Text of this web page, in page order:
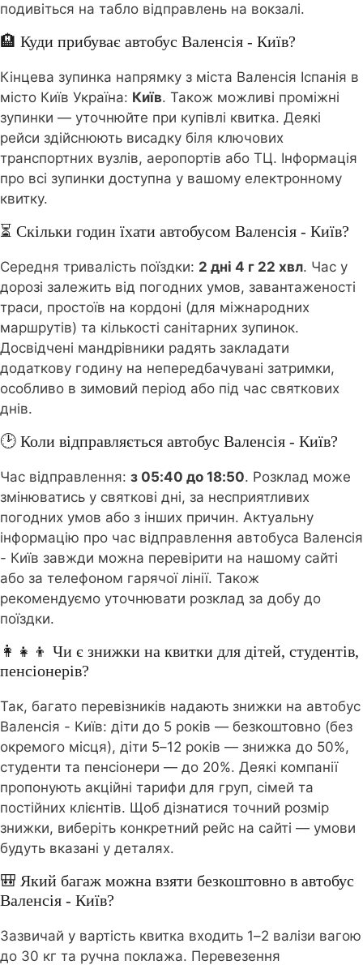
подивіться на табло відправлень на вокзалі.
🏨 Куди прибуває автобус Валенсія - Київ?
Кінцева зупинка напрямку з міста Валенсія Іспанія в
місто Київ Україна: Київ. Також можливі проміжні
зупинки — уточнюйте при купівлі квитка. Деякі
рейси здійснюють висадку біля ключових
транспортних вузлів, аеропортів або ТЦ. Інформація
про всі зупинки доступна у вашому електронному
квитку.
⏳ Скільки годин їхати автобусом Валенсія - Київ?
Середня тривалість поїздки: 2 дні 4 г 22 хвл. Час у
дорозі залежить від погодних умов, завантаженості
траси, простоїв на кордоні (для міжнародних
маршрутів) та кількості санітарних зупинок.
Досвідчені мандрівники радять закладати
додаткову годину на непередбачувані затримки,
особливо в зимовий період або під час святкових
днів.
🕑 Коли відправляється автобус Валенсія - Київ?
Час відправлення: з 05:40 до 18:50. Розклад може
змінюватись у святкові дні, за несприятливих
погодних умов або з інших причин. Актуальну
інформацію про час відправлення автобуса Валенсія
- Київ завжди можна перевірити на нашому сайті
або за телефоном гарячої лінії. Також
рекомендуємо уточнювати розклад за добу до
поїздки.
👩‍👧‍👦 Чи є знижки на квитки для дітей, студентів,
пенсіонерів?
Так, багато перевізників надають знижки на автобус
Валенсія - Київ: діти до 5 років — безкоштовно (без
окремого місця), діти 5–12 років — знижка до 50%,
студенти та пенсіонери — до 20%. Деякі компанії
пропонують акційні тарифи для груп, сімей та
постійних клієнтів. Щоб дізнатися точний розмір
знижки, виберіть конкретний рейс на сайті — умови
будуть вказані у деталях.
🎒 Який багаж можна взяти безкоштовно в автобус
Валенсія - Київ?
Зазвичай у вартість квитка входить 1–2 валізи вагою
до 30 кг та ручна поклажа. Перевезення